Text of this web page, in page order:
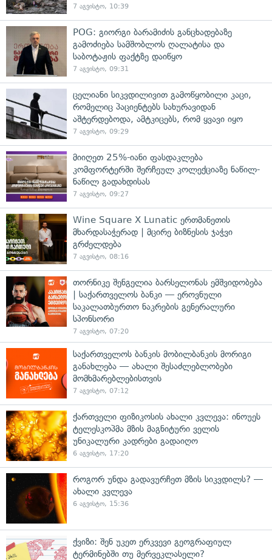
7 აგვისტო, 10:39
POG: გიორგი ბარამიძის განცხადებაზე
გამოძიება სამშობლოს ღალატისა და
საბოტაჟის ფაქტზე დაიწყო
7 აგვისტო, 09:31
ცელიანი სიკვდილივით გამოწყობილი კაცი,
რომელიც პაციენტებს სახურავიდან
აშტერდებოდა, ამტკიცებს, რომ ყვავი იყო
7 აგვისტო, 09:29
მიიღეთ 25%-იანი ფასდაკლება
კომფორტერში შერჩეულ კოლექციაზე ნაწილ-
ნაწილ გადახდისას
7 აგვისტო, 09:27
Wine Square X Lunatic ერთმანეთის
მხარდასაჭერად | მცირე ბიზნესის ჯაჭვი
გრძელდება
7 აგვისტო, 08:16
თორნიკე შენგელია ბარსელონას ემშვიდობება
| საქართველოს ბანკი — ეროვნული
საკალათბურთო ნაკრების გენერალური
სპონსორი
7 აგვისტო, 07:20
საქართველოს ბანკის მობილბანკის მორიგი
განახლება — ახალი შესაძლებლობები
მომხმარებლებისთვის
7 აგვისტო, 07:12
ქართველი ფიზიკოსის ახალი კვლევა: ინოუეს
ტელესკოპმა მზის მაგნიტური ველის
უნიკალური კადრები გადაიღო
6 აგვისტო, 17:20
როგორ უნდა გადავურჩეთ მზის სიკვდილს? —
ახალი კვლევა
6 აგვისტო, 15:36
ქვიზი: შენ უკეთ ერკვევი გეოგრაფიულ
ტერმინებში თუ მერვეკლასელი?